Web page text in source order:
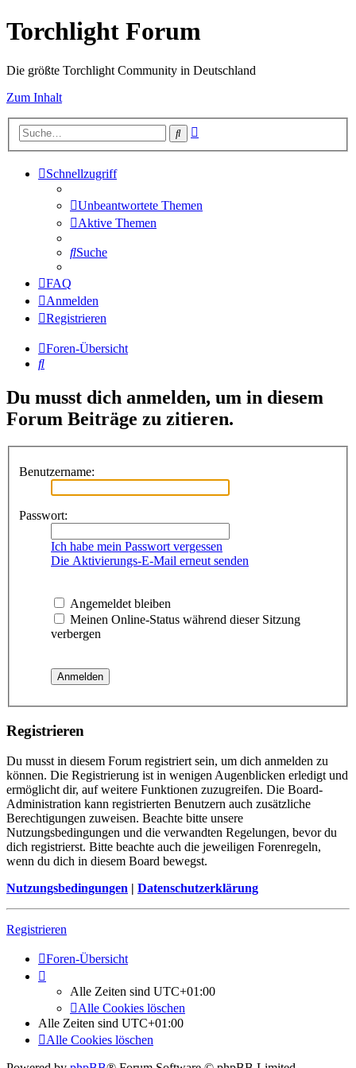
Torchlight Forum
Die größte Torchlight Community in Deutschland
Zum Inhalt
Suche
Schnellzugriff
Unbeantwortete Themen
Aktive Themen
Suche
FAQ
Anmelden
Registrieren
Foren-Übersicht
Suche
Du musst dich anmelden, um in diesem
Forum Beiträge zu zitieren.
Benutzername:
Passwort:
Ich habe mein Passwort vergessen
Die Aktivierungs-E-Mail erneut senden
Angemeldet bleiben
Meinen Online-Status während dieser Sitzung
verbergen
Registrieren
Du musst in diesem Forum registriert sein, um dich anmelden zu
können. Die Registrierung ist in wenigen Augenblicken erledigt und
ermöglicht dir, auf weitere Funktionen zuzugreifen. Die Board-
Administration kann registrierten Benutzern auch zusätzliche
Berechtigungen zuweisen. Beachte bitte unsere
Nutzungsbedingungen und die verwandten Regelungen, bevor du
dich registrierst. Bitte beachte auch die jeweiligen Forenregeln,
wenn du dich in diesem Board bewegst.
Nutzungsbedingungen | Datenschutzerklärung
Registrieren
Foren-Übersicht
Alle Zeiten sind UTC+01:00
Alle Cookies löschen
Alle Zeiten sind UTC+01:00
Alle Cookies löschen